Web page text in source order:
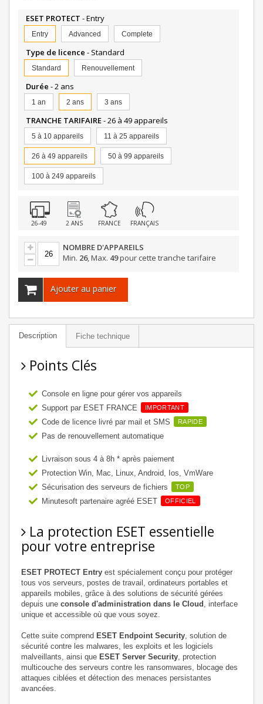
ESET PROTECT - Entry
Entry Advanced Complete
Type de licence - Standard
Standard Renouvellement
Durée - 2 ans
1 an 2 ans 3 ans
TRANCHE TARIFAIRE- 26 à 49 appareils
5 à 10 appareils 11 à 25 appareils
26 à 49 appareils 50 à 99 appareils
100 à 249 appareils
26-49 2 ANS FRANCE FRANÇAIS
NOMBRE D'APPAREILS
Min. 26, Max. 49pour cette tranche tarifaire
Ajouter au panier
Description Fiche technique
Points Clés
Console en ligne pour gérer vos appareils
Support par ESET FRANCE
IMPORTANT
Code de licence livré par mail et SMS RAPIDE
Pas de renouvellement automatique
Livraison sous 4 à 8h * après paiement
Protection Win, Mac, Linux, Android, Ios, VmWare
Sécurisation des serveurs de fichiers
TOP
Minutesoft partenaire agréé ESET OFFICIEL
La protection ESET essentielle
pour votre entreprise
ESET PROTECT Entry est spécialement conçu pour protéger
tous vos serveurs, postes de travail, ordinateurs portables et
appareils mobiles, grâce à des solutions de sécurité gérées
depuis une console d'administration dans le Cloud , interface
unique et accessible où que vous soyez.
Cette suite comprend ESET Endpoint Security, solution de
sécurité contre les malwares, les exploits et les logiciels
malveillants, ainsi que ESET Server Security, protection
multicouche des serveurs contre les ransomwares, blocage des
attaques ciblées et détection des menaces persistantes
avancées.